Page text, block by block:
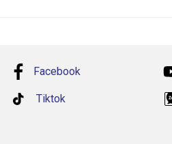
Facebook
Tiktok